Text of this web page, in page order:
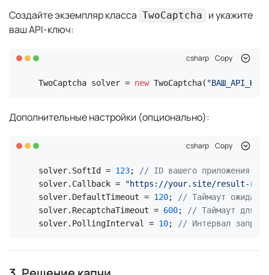
Создайте экземпляр класса TwoCaptcha
и укажите
ваш API-ключ:
csharp Copy
TwoCaptcha solver = new TwoCaptcha(
Дополнительные настройки (опционально):
csharp Copy
solver.SoftId = 123;
// ID вашего приложения
solver.Callback =
"https://your.site/result-
solver.DefaultTimeout = 120;
// Таймаут
solver.RecaptchaTimeout = 600;
// Таймаут для
solver.PollingInterval = 10; // Интервал